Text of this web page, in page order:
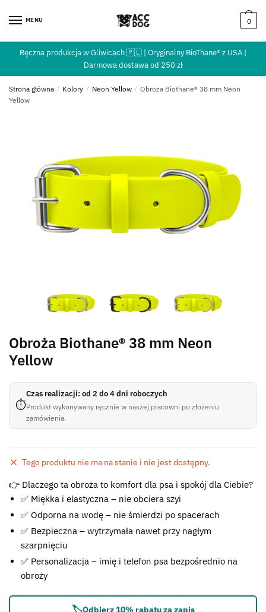
MENU 0
Ręczna produkcja w Gliwicach 🇵🇱 | Oryginalny BioThane® z USA |
Darmowa dostawa od 250 zł
Strona główna / Kolory / Neon Yellow / Obroża Biothane® 38 mm Neon
Yellow
Obroża Biothane® 38 mm Neon
Yellow
⏱
Czas realizacji: od 2 do 4 dni roboczych
Produkt wykonywany ręcznie w naszej pracowni po złożeniu
zamówienia.
Tego produktu nie ma na stanie i nie jest dostępny.
Błąd:Brak formularza kontaktowego.
👉 Dlaczego ta obroża to komfort dla psa i spokój dla Ciebie?
✅ Miękka i elastyczna – nie obciera szyi
✅ Odporna na wodę – nie śmierdzi po spacerach
✅ Bezpieczna – wytrzymała nawet przy nagłym
szarpnięciu
✅ Personalizacja – imię i telefon psa bezpośrednio na
obroży
Odbierz 10% rabatu za zapis